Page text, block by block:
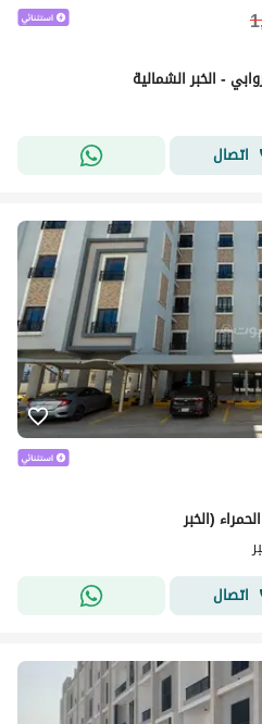
- الخبر الشمالية
اتصال
(الخبر
اتصال